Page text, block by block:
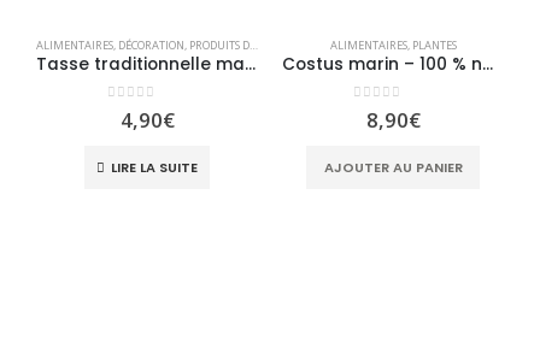
ALIMENTAIRES, DÉCORATION, PRODUITS DIVERS PRODUITS NATURELS
Tasse traditionnelle marocaine
sur 5
4,90€
LIRE LA SUITE
ALIMENTAIRES, PLANTES
Costus marin – 100 % naturel – 20gr
sur 5
8,90€
AJOUTER AU PANIER